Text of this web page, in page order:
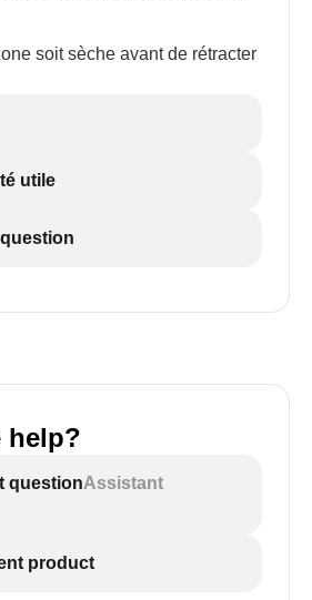
soit sèche avant de rétracter
utile
help?
questionAssistant
product